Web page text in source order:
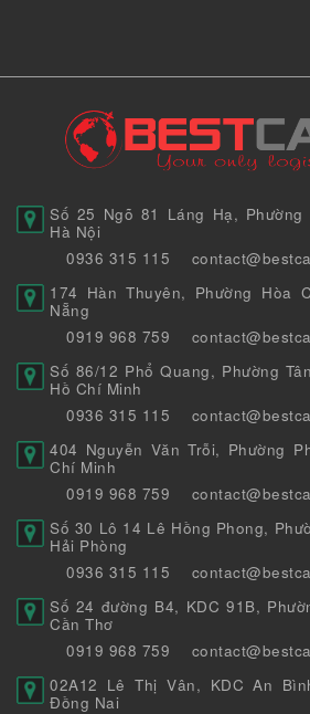
Số 25 Ngõ 81 Láng Hạ,
Hà Nội
0936 315 115
174 Hàn Thuyên, Phường Hòa
Nẵng
0919 968 759
Số 86/12 Phổ Quang, Phường
Hồ Chí Minh
0936 315 115
404 Nguyễn Văn Trỗi, Phường
Chí Minh
0919 968 759
Số 30 Lô 14 Lê Hồng Phong,
Hải Phòng
0936 315 115
Số 24 đường B4, KDC 91B,
Cần Thơ
0919 968 759
02A12 Lê Thị Vân, KDC An
Đồng Nai